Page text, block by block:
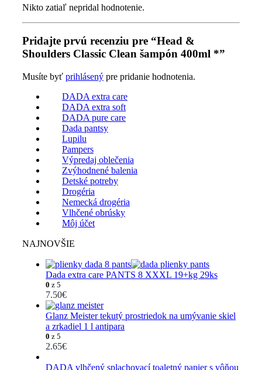
Nikto zatiaľ nepridal hodnotenie.
Pridajte prvú recenziu pre “Head &
Shoulders Classic Clean šampón 400ml *”
Musíte byť prihlásený pre pridanie hodnotenia.
DADA extra care
DADA extra soft
DADA pure care
Dada pantsy
Lupilu
Pampers
Výpredaj oblečenia
Zvýhodnené balenia
Detské potreby
Drogéria
Nemecká drogéria
Vlhčené obrúsky
Môj účet
NAJNOVŠIE
Dada extra care PANTS 8 XXXL 19+kg 29ks
0 z 5
7.50€
Glanz Meister tekutý prostriedok na umývanie skiel
a zrkadiel 1 l antipara
0 z 5
2.65€
DADA vlhčený splachovací toaletný papier s vôňou